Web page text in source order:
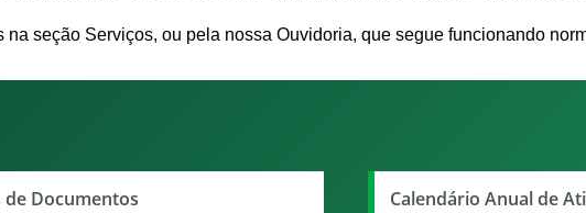
seção Serviços, ou pela nossa Ouvidoria, que segue funcionando
de Documentos Calendário Anual de